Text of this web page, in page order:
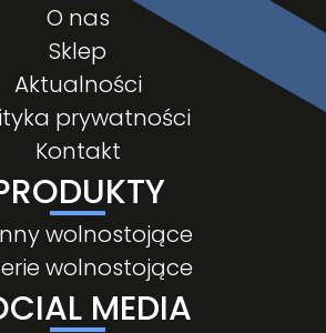
O nas
Sklep
Aktualności
prywatności
Kontakt
wolnostojące
wolnostojące
MEDIA